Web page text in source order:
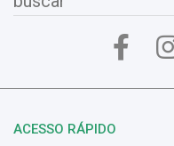
ACESSO RÁPIDO